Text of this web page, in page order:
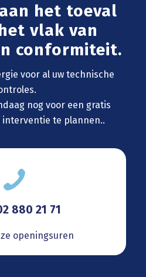
het toeval
vlak van
conformiteit.
voor al uw technische
nog voor een gratis
te plannen..
880 21 71
openingsuren